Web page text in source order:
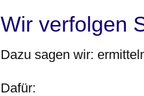
Wir verfolgen
Dazu sagen wir:
Dafür: